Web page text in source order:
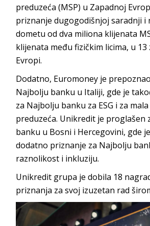
preduzeća (MSP) u Zapadnoj
priznanje dugogodišnjoj saradnji i
dometu od dva miliona klijenata
klijenata među fizičkim licima, u 13
Evropi.
Dodatno, Euromoney je
Najbolju banku u Italiji, gde je
za Najbolju banku za ESG i za
preduzeća. Unikredit je proglašen
banku u Bosni i Hercegovini, gde
dodatno priznanje za Najbolju
raznolikost i inkluziju.
Unikredit grupa je dobila 18
priznanja za svoj izuzetan rad